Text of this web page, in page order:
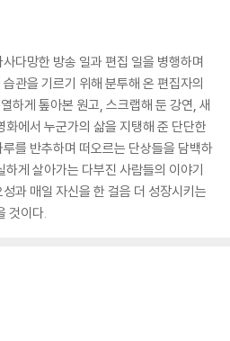
다망한 방송 일과 편집 일을 병행하며
관을 기르기 위해 분투해 온 편집자의
하게 톺아본 원고, 스크랩해 둔 강연, 새
에서 누군가의 삶을 지탱해 준 단단한
를 반추하며 떠오르는 단상들을 담백하
게 살아가는 다부진 사람들의 이야기
과 매일 자신을 한 걸음 더 성장시키는
것이다.